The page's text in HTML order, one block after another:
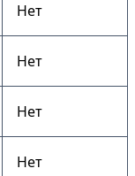
Нет
Нет
Нет
Нет